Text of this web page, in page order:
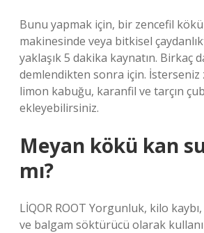
Bunu yapmak için, bir zencefil
makinesinde veya bitkisel
yaklaşık 5 dakika kaynatın. Birkaç
demlendikten sonra için. İsterseniz
limon kabuğu, karanfil ve tarçın
ekleyebilirsiniz.
Meyan kökü kan
mı?
LİQOR ROOT Yorgunluk, kilo
ve balgam söktürücü olarak